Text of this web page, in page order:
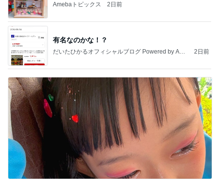
Amebaトピックス 2日前
有名なのかな！？
だいたひかるオフィシャルブログ Powered by Ame
2日前